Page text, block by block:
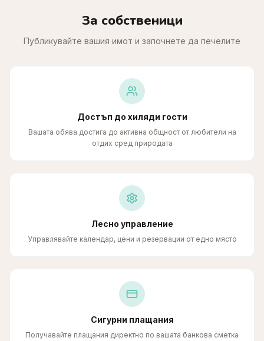
За собственици
Публикувайте вашия имот и започнете да печелите
Достъп до хиляди гости
Вашата обява достига до активна общност от любители на
отдих сред природата
Лесно управление
Управлявайте календар, цени и резервации от едно място
Сигурни плащания
Получавайте плащания директно по вашата банкова сметка